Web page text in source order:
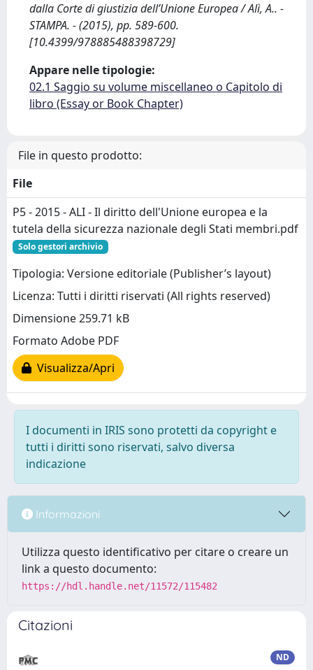
dalla Corte di giustizia dell’Unione Europea / Alì, A.. -
STAMPA. - (2015), pp. 589-600.
[10.4399/978885488398729]
Appare nelle tipologie:
02.1 Saggio su volume miscellaneo o Capitolo di
libro (Essay or Book Chapter)
File in questo prodotto:
File
P5 - 2015 - ALI - Il diritto dell'Unione europea e la
tutela della sicurezza nazionale degli Stati membri.pdf
Solo gestori archivio
Tipologia: Versione editoriale (Publisher’s layout)
Licenza: Tutti i diritti riservati (All rights reserved)
Dimensione 259.71 kB
Formato Adobe PDF
Visualizza/Apri
I documenti in IRIS sono protetti da copyright e
tutti i diritti sono riservati, salvo diversa
indicazione
Informazioni
Utilizza questo identificativo per citare o creare un
link a questo documento:
https://hdl.handle.net/11572/115482
Citazioni
ND